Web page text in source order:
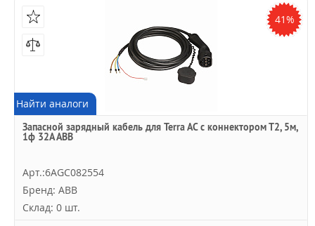
41%
Найти аналоги
Запасной зарядный кабель для Terra AC с коннектором Т2, 5м,
1ф 32A ABB
Арт.:6AGC082554
Бренд: ABB
Склад: 0 шт.